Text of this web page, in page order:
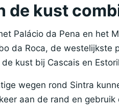
de kust
Palácio da Pena en het
da Roca, de westelijkste
kust bij Cascais en
wegen rond Sintra
aan de rand en